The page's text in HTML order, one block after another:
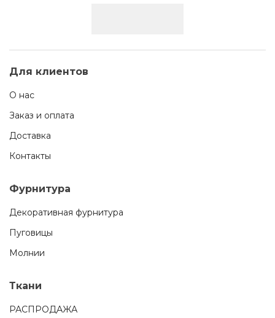
Для клиентов
О нас
Заказ и оплата
Доставка
Контакты
Фурнитура
Декоративная фурнитура
Пуговицы
Молнии
Ткани
РАСПРОДАЖА